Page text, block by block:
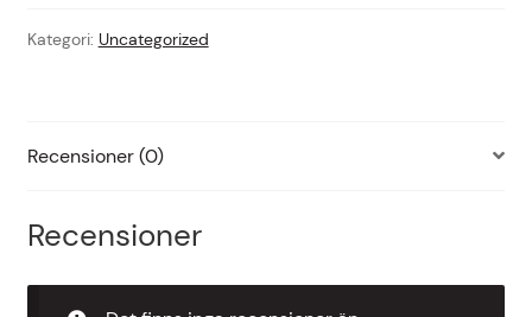
KLASS2
Kategori: Uncategorized
Recensioner (0)
Recensioner